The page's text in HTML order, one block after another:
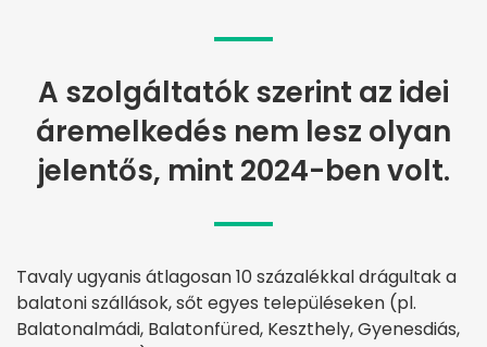
A szolgáltatók szerint az idei
áremelkedés nem lesz olyan
jelentős, mint 2024-ben volt.
Tavaly ugyanis átlagosan 10 százalékkal drágultak a
balatoni szállások, sőt egyes településeken (pl.
Balatonalmádi, Balatonfüred, Keszthely, Gyenesdiás,